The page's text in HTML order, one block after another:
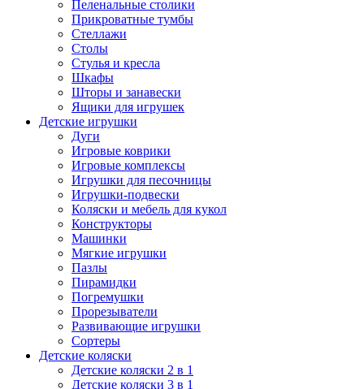
Пеленальные столики
Прикроватные тумбы
Стеллажи
Столы
Стулья и кресла
Шкафы
Шторы и занавески
Ящики для игрушек
Детские игрушки
Дуги
Игровые коврики
Игровые комплексы
Игрушки для песочницы
Игрушки-подвески
Коляски и мебель для кукол
Конструкторы
Машинки
Мягкие игрушки
Пазлы
Пирамидки
Погремушки
Прорезыватели
Развивающие игрушки
Сортеры
Детские коляски
Детские коляски 2 в 1
Детские коляски 3 в 1